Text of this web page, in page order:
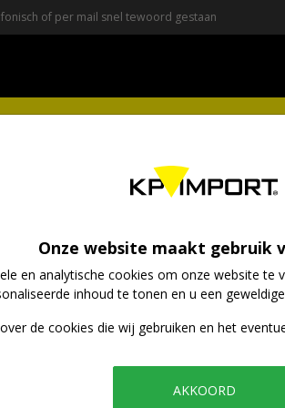
Onze website maakt gebruik
en analytische cookies om onze website te
inhoud te tonen en u een
de cookies die wij gebruiken en het
AKKOORD
of per mail snel tewoord gestaan
Inloggen
E-mailadres *
Blijf